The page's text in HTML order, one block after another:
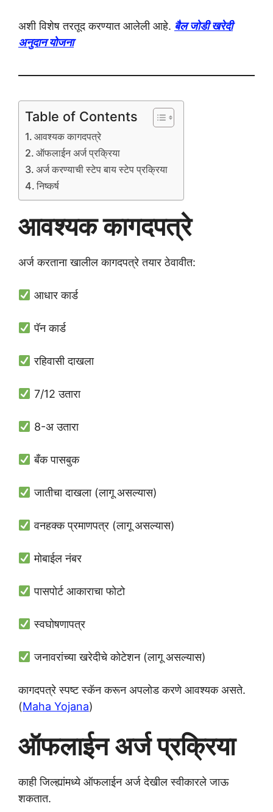
अशी विशेष तरतूद करण्यात आलेली आहे. बैल जोडी खरेदी
अनुदान योजना
Table of Contents
आवश्यक कागदपत्रे
ऑफलाईन अर्ज प्रक्रिया
अर्ज करण्याची स्टेप बाय स्टेप प्रक्रिया
निष्कर्ष
आवश्यक कागदपत्रे
अर्ज करताना खालील कागदपत्रे तयार ठेवावीत:
आधार कार्ड
पॅन कार्ड
रहिवासी दाखला
7/12 उतारा
8-अ उतारा
बँक पासबुक
जातीचा दाखला (लागू असल्यास)
वनहक्क प्रमाणपत्र (लागू असल्यास)
मोबाईल नंबर
पासपोर्ट आकाराचा फोटो
स्वघोषणापत्र
जनावरांच्या खरेदीचे कोटेशन (लागू असल्यास)
कागदपत्रे स्पष्ट स्कॅन करून अपलोड करणे आवश्यक असते.
(Maha Yojana)
ऑफलाईन अर्ज प्रक्रिया
काही जिल्ह्यांमध्ये ऑफलाईन अर्ज देखील स्वीकारले जाऊ
शकतात.